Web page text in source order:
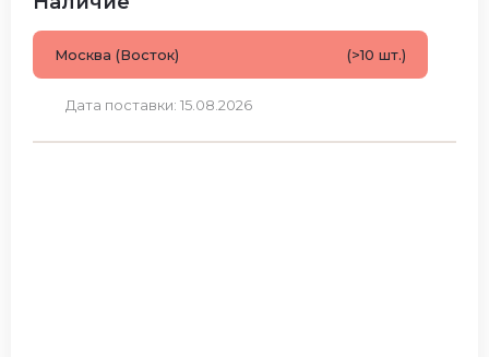
Москва (Восток) (>10 шт.)
Дата поставки: 15.08.2026